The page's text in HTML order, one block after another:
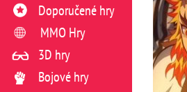
Doporučené hry
MMO Hry
3D hry
Bojové hry